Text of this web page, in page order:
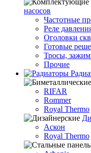
насосов
Частотные
Реле
Оголовки
Готовые
Тросы,
Прочие
RIFAR
Rommer
Royal Thermo
Аскон
Royal Thermo